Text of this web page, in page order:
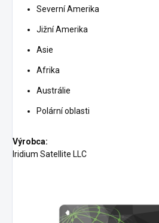
Severní Amerika
Jižní Amerika
Asie
Afrika
Austrálie
Polární oblasti
Výrobca:
Iridium Satellite LLC